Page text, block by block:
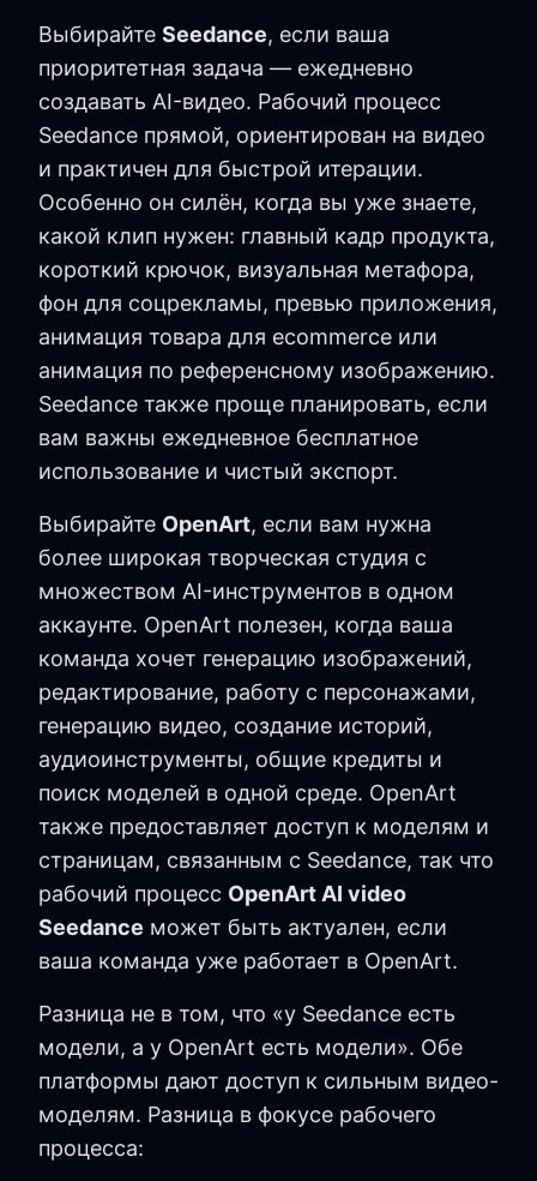
Выбирайте Seedance, если ваша
приоритетная задача — ежедневно
создавать AI-видео. Рабочий процесс
Seedance прямой, ориентирован на видео
и практичен для быстрой итерации.
Особенно он силён, когда вы уже знаете,
какой клип нужен: главный кадр продукта,
короткий крючок, визуальная метафора,
фон для соцрекламы, превью приложения,
анимация товара для ecommerce или
анимация по референсному изображению.
Seedance также проще планировать, если
вам важны ежедневное бесплатное
использование и чистый экспорт.
Выбирайте OpenArt, если вам нужна
более широкая творческая студия с
множеством AI-инструментов в одном
аккаунте. OpenArt полезен, когда ваша
команда хочет генерацию изображений,
редактирование, работу с персонажами,
генерацию видео, создание историй,
аудиоинструменты, общие кредиты и
поиск моделей в одной среде. OpenArt
также предоставляет доступ к моделям и
страницам, связанным с Seedance, так что
рабочий процесс OpenArt AI video
Seedance может быть актуален, если
ваша команда уже работает в OpenArt.
Разница не в том, что «у Seedance есть
модели, а у OpenArt есть модели». Обе
платформы дают доступ к сильным видео-
моделям. Разница в фокусе рабочего
процесса: